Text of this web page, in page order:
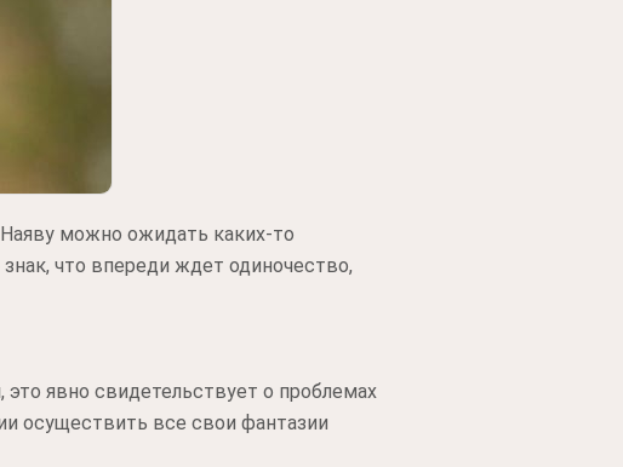
можно ожидать каких-то
что впереди ждет одиночество,
явно свидетельствует о проблемах
осуществить все свои фантазии